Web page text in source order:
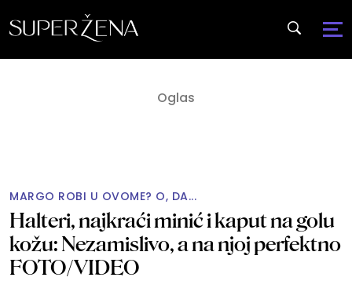
MARGO ROBI U OVOME? O, DA...
Halteri, najkraći minić i kaput na golu
kožu: Nezamislivo, a na njoj perfektno
FOTO/VIDEO